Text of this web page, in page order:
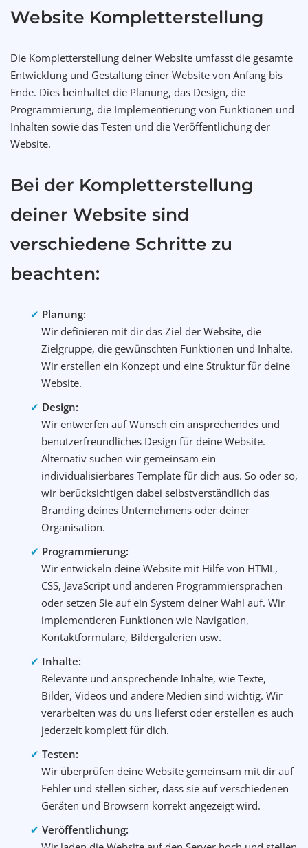
Website Kompletterstellung
Die Kompletterstellung deiner Website umfasst die gesamte
Entwicklung und Gestaltung einer Website von Anfang bis
Ende. Dies beinhaltet die Planung, das Design, die
Programmierung, die Implementierung von Funktionen und
Inhalten sowie das Testen und die Veröffentlichung der
Website.
Bei der Kompletterstellung
deiner Website sind
verschiedene Schritte zu
beachten:
Planung:
Wir definieren mit dir das Ziel der Website, die
Zielgruppe, die gewünschten Funktionen und Inhalte.
Wir erstellen ein Konzept und eine Struktur für deine
Website.
Design:
Wir entwerfen auf Wunsch ein ansprechendes und
benutzerfreundliches Design für deine Website.
Alternativ suchen wir gemeinsam ein
individualisierbares Template für dich aus. So oder so,
wir berücksichtigen dabei selbstverständlich das
Branding deines Unternehmens oder deiner
Organisation.
Programmierung:
Wir entwickeln deine Website mit Hilfe von HTML,
CSS, JavaScript und anderen Programmiersprachen
oder setzen Sie auf ein System deiner Wahl auf. Wir
implementieren Funktionen wie Navigation,
Kontaktformulare, Bildergalerien usw.
Inhalte:
Relevante und ansprechende Inhalte, wie Texte,
Bilder, Videos und andere Medien sind wichtig. Wir
verarbeiten was du uns lieferst oder erstellen es auch
jederzeit komplett für dich.
Testen:
Wir überprüfen deine Website gemeinsam mit dir auf
Fehler und stellen sicher, dass sie auf verschiedenen
Geräten und Browsern korrekt angezeigt wird.
Veröffentlichung: